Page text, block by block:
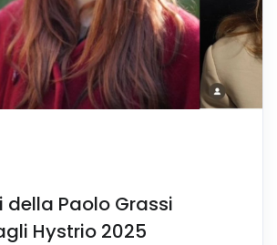
della Paolo Grassi
Hystrio 2025